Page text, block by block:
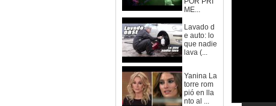
ME...
Lavado d
e auto: lo
que nadie
lava (...
Yanina La
torre rom
pió en lla
nto al ...